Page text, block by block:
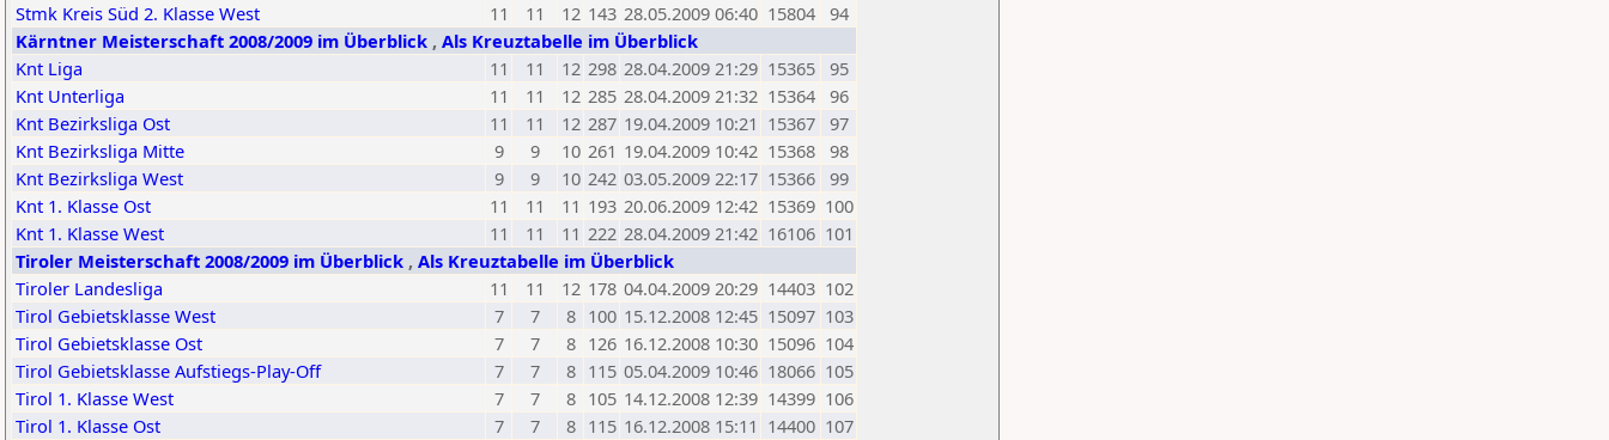
Stmk Kreis Süd 2. Klasse West
11 11 12 143 28.05.2009 06:40 15804 94
Kärntner Meisterschaft 2008/2009 im Überblick , Als Kreuztabelle im Überblick
Knt Liga
11 11 12 298 28.04.2009 21:29 15365 95
Knt Unterliga
11 11 12 285 28.04.2009 21:32 15364 96
Knt Bezirksliga Ost
11 11 12 287 19.04.2009 10:21 15367 97
Knt Bezirksliga Mitte
9 9 10 261 19.04.2009 10:42 15368 98
Knt Bezirksliga West
9 9 10 242 03.05.2009 22:17 15366 99
Knt 1. Klasse Ost
11 11 11 193 20.06.2009 12:42 15369 100
Knt 1. Klasse West
11 11 11 222 28.04.2009 21:42 16106 101
Tiroler Meisterschaft 2008/2009 im Überblick , Als Kreuztabelle im Überblick
Tiroler Landesliga
11 11 12 178 04.04.2009 20:29 14403 102
Tirol Gebietsklasse West
7 7 8 100 15.12.2008 12:45 15097 103
Tirol Gebietsklasse Ost
7 7 8 126 16.12.2008 10:30 15096 104
Tirol Gebietsklasse Aufstiegs-Play-Off
7 7 8 115 05.04.2009 10:46 18066 105
Tirol 1. Klasse West
7 7 8 105 14.12.2008 12:39 14399 106
Tirol 1. Klasse Ost
7 7 8 115 16.12.2008 15:11 14400 107